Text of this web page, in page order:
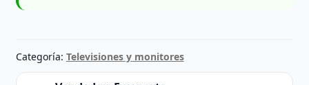
Categoría: Televisiones y monitores